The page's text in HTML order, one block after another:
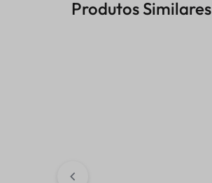
Produtos Similares